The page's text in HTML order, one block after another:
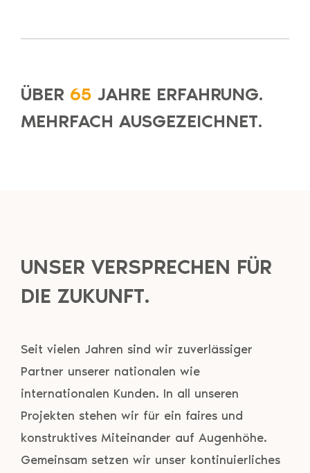
ÜBER 65 JAHRE ERFAHRUNG.
MEHRFACH AUSGEZEICHNET.
UNSER VERSPRECHEN FÜR
DIE ZUKUNFT.
Seit vielen Jahren sind wir zuverlässiger
Partner unserer nationalen wie
internationalen Kunden. In all unseren
Projekten stehen wir für ein faires und
konstruktives Miteinander auf Augenhöhe.
Gemeinsam setzen wir unser kontinuierliches